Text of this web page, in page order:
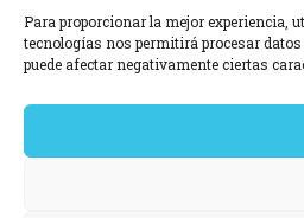
Para proporcionar la mejor experiencia,
tecnologías nos permitirá procesar
puede afectar negativamente ciertas